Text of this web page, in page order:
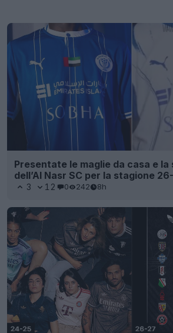
Presentate le maglie da casa e la
dell’Al Nasr SC per la stagione
3 12 0 242 8h